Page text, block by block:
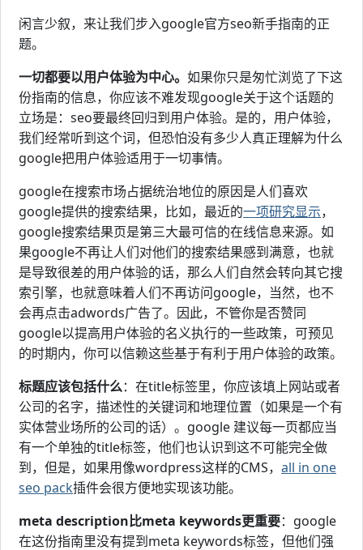
闲言少叙，来让我们步入google官方seo新手指南的正
题。
一切都要以用户体验为中心。 如果你只是匆忙浏览了下这
份指南的信息，你应该不难发现google关于这个话题的
立场是：seo要最终回归到用户体验。是的，用户体验，
我们经常听到这个词，但恐怕没有多少人真正理解为什么
google把用户体验适用于一切事情。
google在搜索市场占据统治地位的原因是人们喜欢
google提供的搜索结果，比如，最近的一项研究显示，
google搜索结果页是第三大最可信的在线信息来源。如
果google不再让人们对他们的搜索结果感到满意，也就
是导致很差的用户体验的话，那么人们自然会转向其它搜
索引擎，也就意味着人们不再访问google，当然，也不
会再点击adwords广告了。因此，不管你是否赞同
google以提高用户体验的名义执行的一些政策，可预见
的时期内，你可以信赖这些基于有利于用户体验的政策。
标题应该包括什么：在title标签里，你应该填上网站或者
公司的名字，描述性的关键词和地理位置（如果是一个有
实体营业场所的公司的话）。google 建议每一页都应当
有一个单独的title标签，他们也认识到这不可能完全做
到，但是，如果用像wordpress这样的CMS， all in one
seo pack插件会很方便地实现该功能。
meta description比meta keywords更重要：google
在这份指南里没有提到meta keywords标签，但他们强